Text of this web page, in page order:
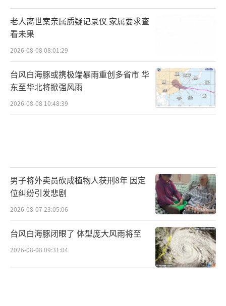
老人离世案亲属质疑记录仪 家属要求查
看未果
2026-08-08 08:01:29
台风白海豚或携极端暴雨重创多省市 华
东至华北将掀强风雨
2026-08-08 10:48:39
男子将外卖员砍成植物人获刑8年 因定
位纠纷引发悲剧
2026-08-07 23:05:06
台风白海豚闭眼了 体型庞大风雨将至
2026-08-08 09:31:04